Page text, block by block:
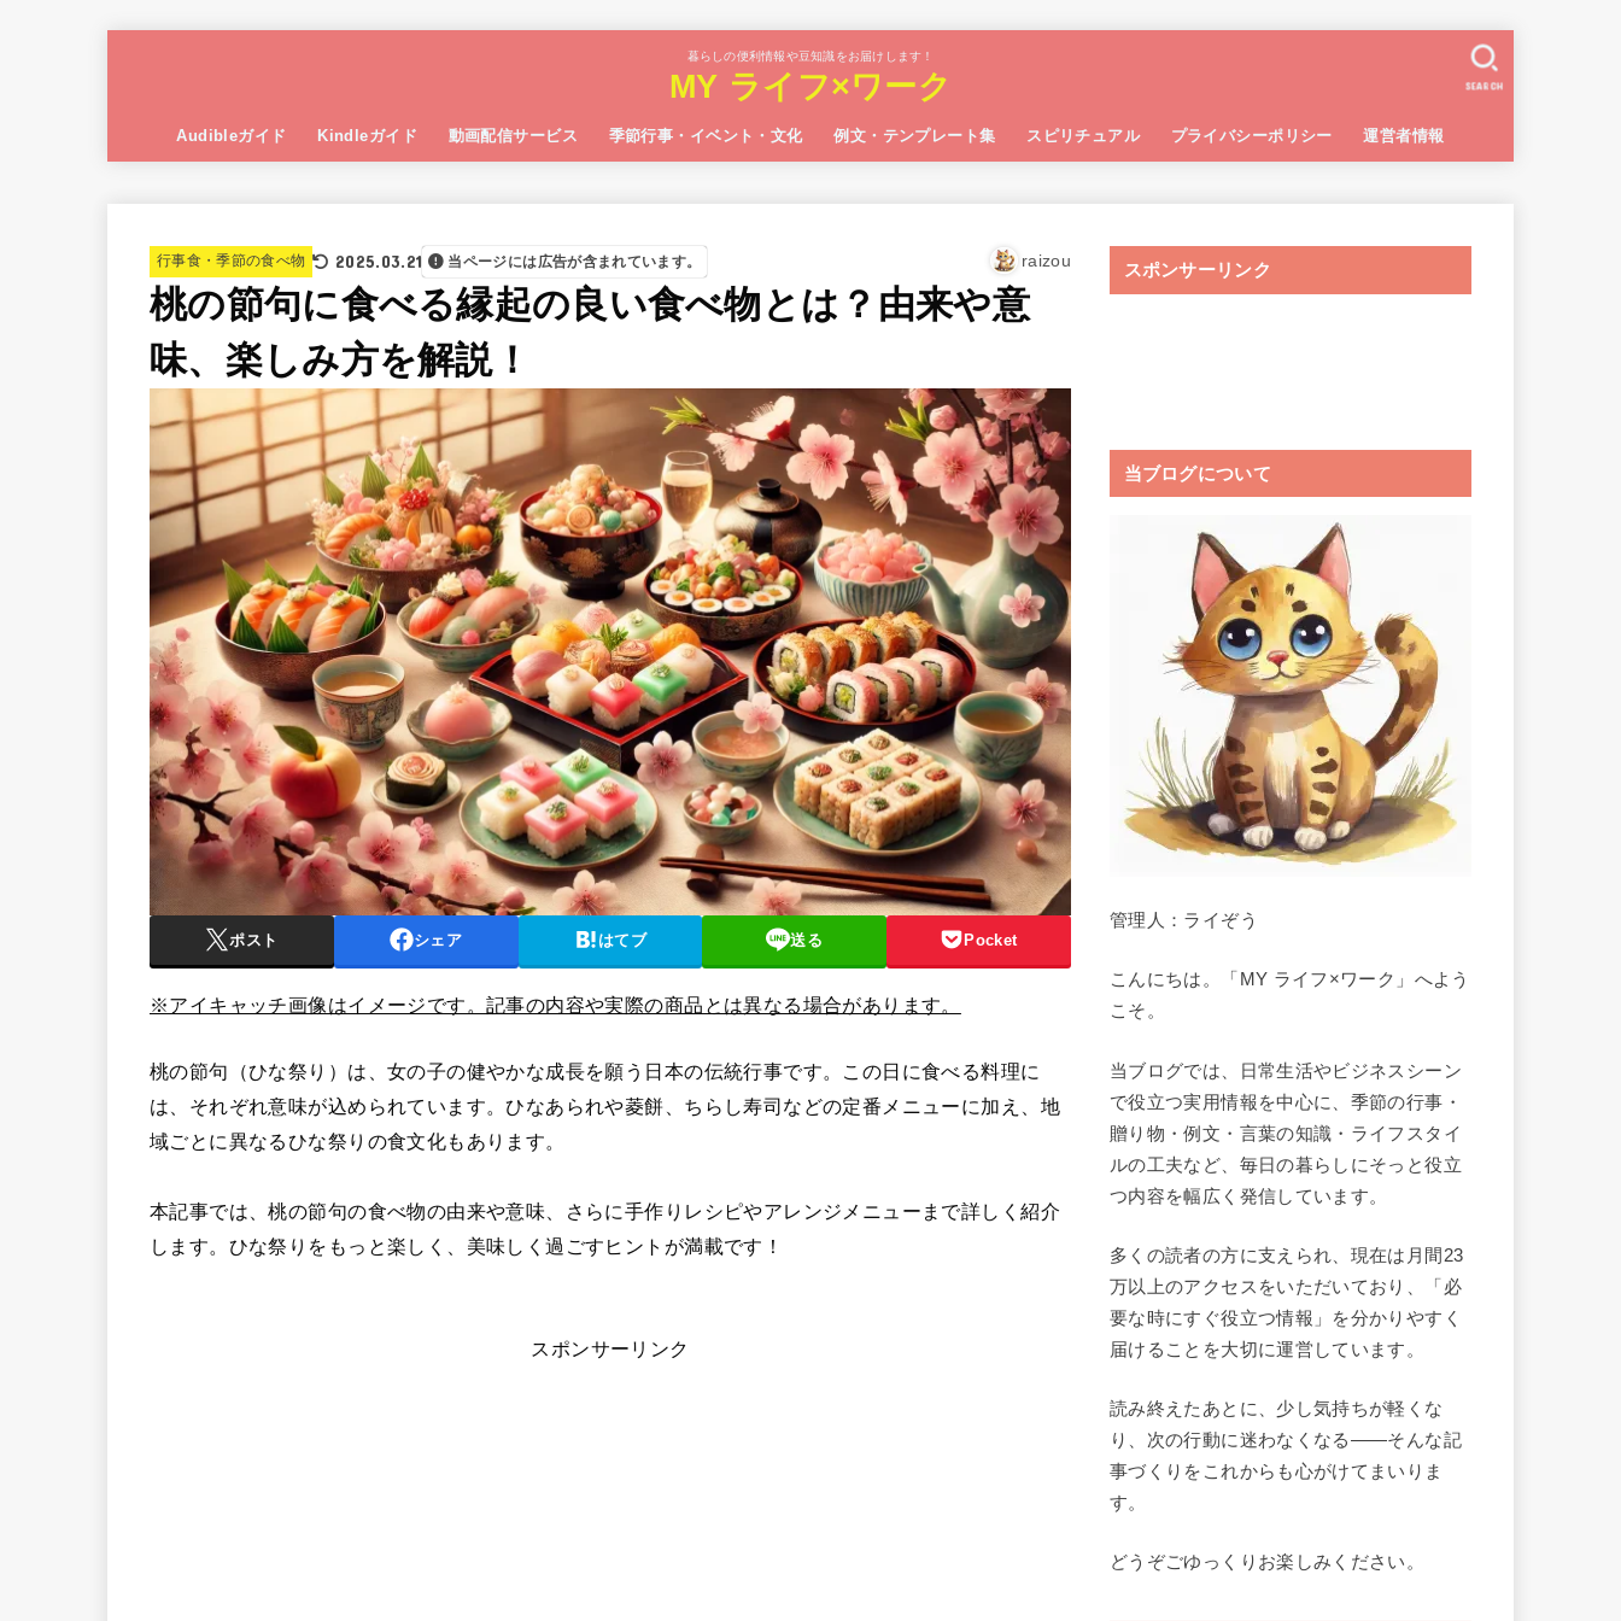
暮らしの便利情報や豆知識をお届けします！
MY ライフ×ワーク
Audibleガイド Kindleガイド 動画配信サービス 季節行事・イベント・文化 例文・テンプレート集 スピリチュアル プライバシーポリシー 運営者情報
SEARCH
行事食・季節の食べ物 2025.03.21 当ページには広告が含まれています。 raizou
桃の節句に食べる縁起の良い食べ物とは？由来や意
味、楽しみ方を解説！
ポスト シェア はてブ 送る Pocket
※アイキャッチ画像はイメージです。記事の内容や実際の商品とは異なる場合があります。
桃の節句（ひな祭り）は、女の子の健やかな成長を願う日本の伝統行事です。この日に食べる料理に
は、それぞれ意味が込められています。ひなあられや菱餅、ちらし寿司などの定番メニューに加え、地
域ごとに異なるひな祭りの食文化もあります。
本記事では、桃の節句の食べ物の由来や意味、さらに手作りレシピやアレンジメニューまで詳しく紹介
します。ひな祭りをもっと楽しく、美味しく過ごすヒントが満載です！
スポンサーリンク
スポンサーリンク
当ブログについて
管理人：ライぞう
こんにちは。「MY ライフ×ワーク」へよう
こそ。
当ブログでは、日常生活やビジネスシーン
で役立つ実用情報を中心に、季節の行事・
贈り物・例文・言葉の知識・ライフスタイ
ルの工夫など、毎日の暮らしにそっと役立
つ内容を幅広く発信しています。
多くの読者の方に支えられ、現在は月間23
万以上のアクセスをいただいており、「必
要な時にすぐ役立つ情報」を分かりやすく
届けることを大切に運営しています。
読み終えたあとに、少し気持ちが軽くな
り、次の行動に迷わなくなる——そんな記
事づくりをこれからも心がけてまいりま
す。
どうぞごゆっくりお楽しみください。